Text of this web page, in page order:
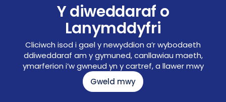
Y diweddaraf o
Lanymddyfri
Cliciwch isod i gael y newyddion a’r wybodaeth
ddiweddaraf am y gymuned, canllawiau maeth,
ymarferion i’w gwneud yn y cartref, a llawer mwy
Gweld mwy